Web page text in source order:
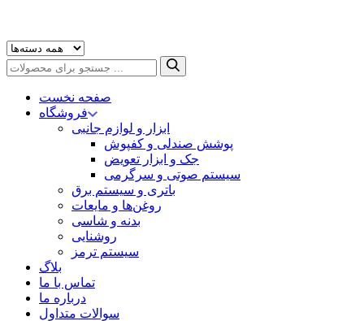
صفحه نخست
فروشگاه
ابزار و لوازم جانبی
پوشش صندلی و کفپوش
جک و ابزار تعویض
سیستم صوتی و سرگرمی
باتری و سیستم برق
روغن‌ها و مایعات
بدنه و شاسی
روشنایی
سیستم ترمز
بلاگ
تماس با ما
درباره ما
سوالات متداول